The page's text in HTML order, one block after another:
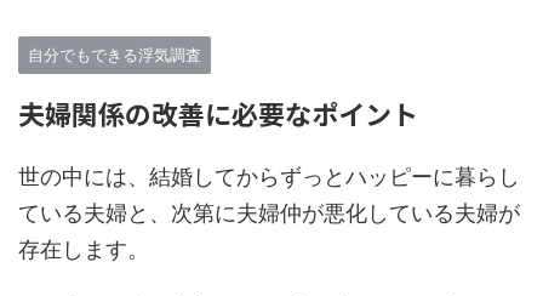
自分でもできる浮気調査
夫婦関係の改善に必要なポイント
世の中には、結婚してからずっとハッピーに暮らし
ている夫婦と、次第に夫婦仲が悪化している夫婦が
存在します。